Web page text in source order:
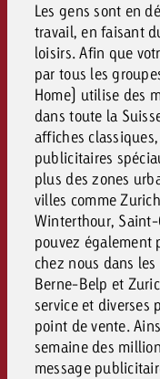
Les gens sont en
travail, en faisant
loisirs. Afin que
par tous les
Home) utilise des
dans toute la
affiches
publicitaires
plus des zones
villes comme
Winterthour, Saint-
pouvez également
chez nous dans
Berne-Belp et
service et diverses
point de vente.
semaine des
message